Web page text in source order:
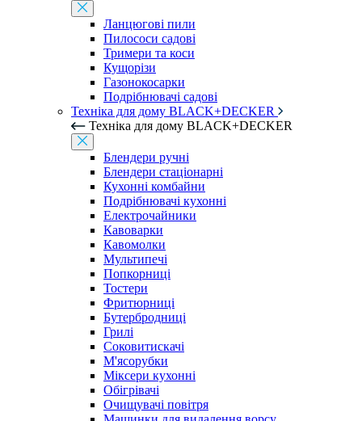
Ланцюгові пили
Пилососи садові
Тримери та коси
Кущорізи
Газонокосарки
Подрібнювачі садові
Техніка для дому BLACK+DECKER
Техніка для дому BLACK+DECKER
Блендери ручні
Блендери стаціонарні
Кухонні комбайни
Подрібнювачі кухонні
Електрочайники
Кавоварки
Кавомолки
Мультипечі
Попкорниці
Тостери
Фритюрниці
Бутербродниці
Грилі
Соковитискачі
М'ясорубки
Міксери кухонні
Обігрівачі
Очищувачі повітря